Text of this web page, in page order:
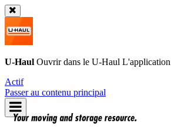
U-Haul Ouvrir dans le U-Haul L'application
Actif
Passer au contenu principal